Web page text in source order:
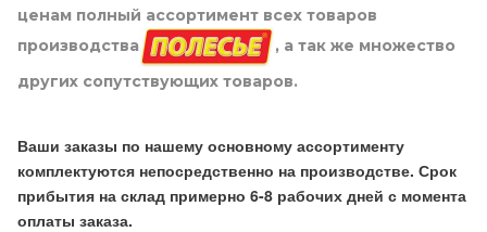
ценам полный ассортимент всех товаров
производства
, а так же множество
других сопутствующих товаров.
Ваши заказы по нашему основному ассортименту
комплектуются непосредственно на производстве. Срок
прибытия на склад примерно 6-8 рабочих дней с момента
оплаты заказа.